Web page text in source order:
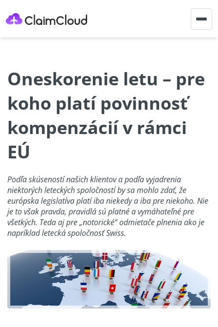
Oneskorenie letu – pre
koho platí povinnosť
kompenzácií v rámci
EÚ
Podľa skúseností našich klientov a podľa vyjadrenia
niektorých leteckých spoločností by sa mohlo zdať, že
európska legislatíva platí iba niekedy a iba pre niekoho. Nie
je to však pravda, pravidlá sú platné a vymáhateľné pre
všetkých. Teda aj pre „notorické“ odmietače plnenia ako je
napríklad letecká spoločnosť Swiss.